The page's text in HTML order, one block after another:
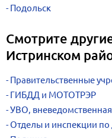
Подольск
Смотрите
Истринском
Правительственные
ГИБДД и МОТОТРЭР
УВО,
Отделы и инспекции